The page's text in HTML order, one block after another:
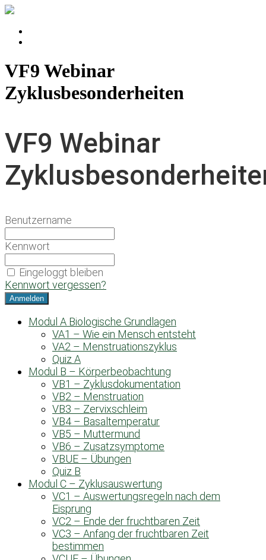
VF9 Webinar
Zyklusbesonderheiten
VF9 Webinar
Benutzername
Kennwort
Eingeloggt bleiben
Kennwort vergessen?
Modul A Biologische Grundlagen
VA1 – Wie ein Mensch entsteht
VA2 – Menstruationszyklus
Quiz A
Modul B – Körperbeobachtung
VB1 – Zyklusdokumentation
VB2 – Menstruation
VB3 – Zervixschleim
VB4 – Basaltemperatur
VB5 – Muttermund
VB6 – Zusatzsymptome
VBUE – Übungen
Quiz B
Modul C – Zyklusauswertung
VC1 – Auswertungsregeln nach dem
Eisprung
VC2 – Ende der fruchtbaren Zeit
VC3 – Anfang der fruchtbaren Zeit
bestimmen